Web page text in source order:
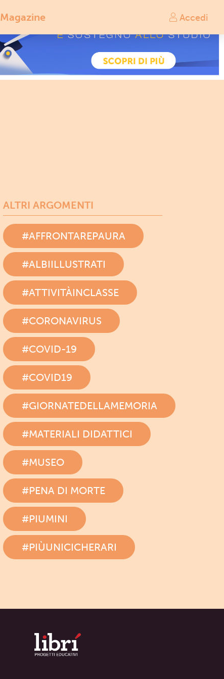
Magazine Accedi
ALTRI ARGOMENTI
#AFFRONTAREPAURA
#ALBIILLUSTRATI
#ATTIVITÀINCLASSE
#CORONAVIRUS
#COVID-19
#COVID19
#GIORNATEDELLAMEMORIA
#MATERIALI DIDATTICI
#MUSEO
#PENA DI MORTE
#PIUMINI
#PIÙUNICICHERARI